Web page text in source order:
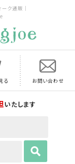
ク通販｜
る お問い合わせ
いたします